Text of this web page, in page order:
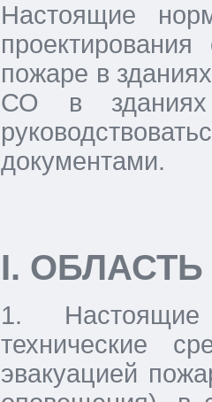
Настоящие
пожаре в
СО в зданиях
документами.
I.
1.
технические
эвакуацией